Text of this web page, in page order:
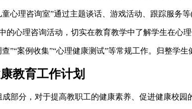
心理咨询室”通过主题谈话、游戏活动、跟踪服务
的心理咨询活动，切实在教育教学中了解学生在心
”“案例收集”“心理健康测试”等常规工作。归整学生
教育工作计划
部分，对于提高教职工的健康素养、促进健康校